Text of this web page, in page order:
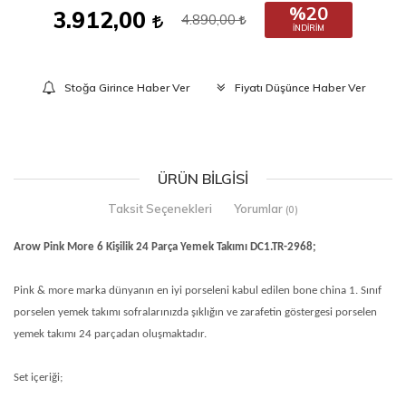
3.912,00 4.890,00 %20
İNDIRIM
Stoğa Girince Haber Ver Fiyatı Düşünce Haber Ver
ÜRÜN BILGISI
Taksit Seçenekleri Yorumlar (0)
Arow Pink More 6 Kişilik 24 Parça Yemek Takımı DC1.TR-2968;
Pink & more marka dünyanın en iyi porseleni kabul edilen bone china 1. Sınıf
porselen yemek takımı sofralarınızda şıklığın ve zarafetin göstergesi porselen
yemek takımı 24 parçadan oluşmaktadır.
Set içeriği;